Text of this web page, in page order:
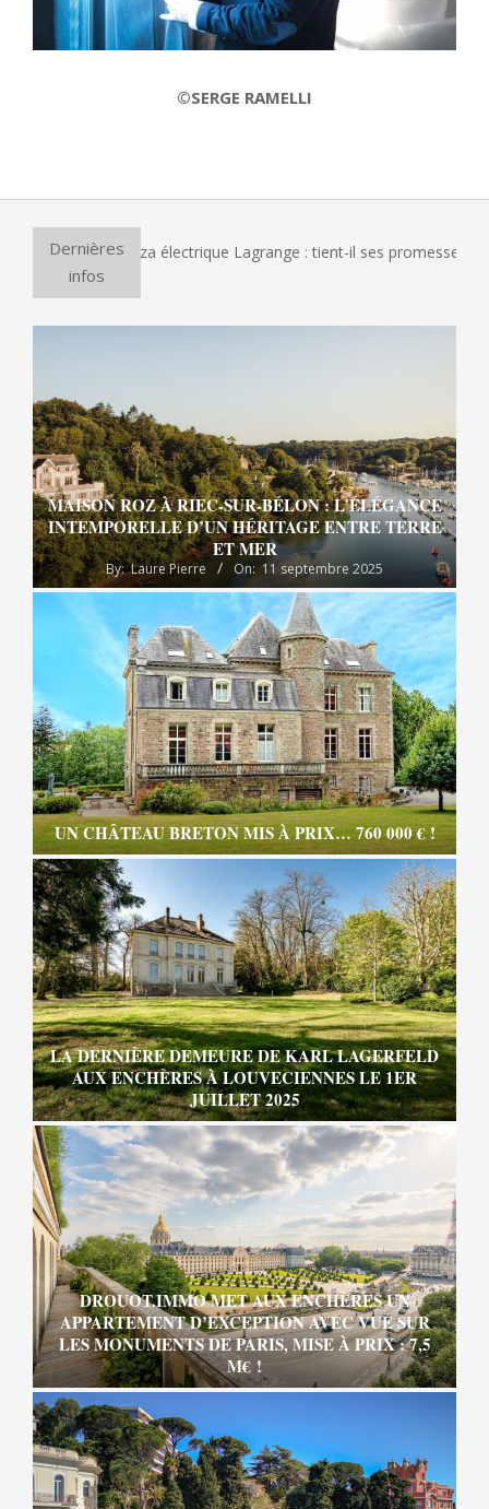
©SERGE RAMELLI
03-
11
Dernières
infos
le four à pizza électrique Lagrange : tient-il ses promesses ?
MAISON ROZ À RIEC-SUR-BÉLON : L’ÉLÉGANCE
INTEMPORELLE D’UN HÉRITAGE ENTRE TERRE
ET MER
By: Laure Pierre On: 11 septembre 2025
UN CHÂTEAU BRETON MIS À PRIX… 760 000 € !
LA DERNIÈRE DEMEURE DE KARL LAGERFELD
AUX ENCHÈRES À LOUVECIENNES LE 1ER
JUILLET 2025
DROUOT.IMMO MET AUX ENCHÈRES UN
APPARTEMENT D’EXCEPTION AVEC VUE SUR
LES MONUMENTS DE PARIS, MISE À PRIX : 7,5
M€ !